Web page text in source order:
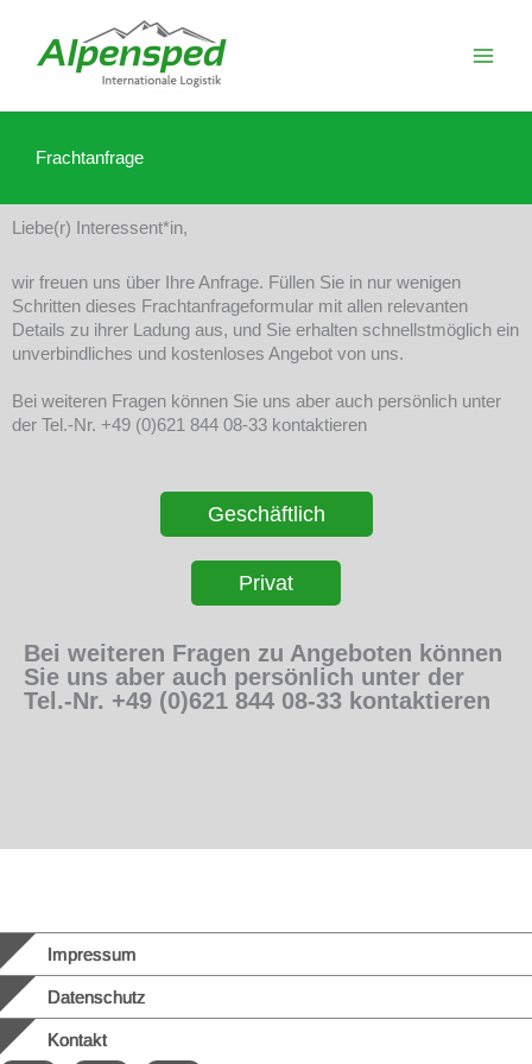
springen
Frachtanfrage
Liebe(r) Interessent*in,
wir freuen uns über Ihre Anfrage. Füllen Sie in nur wenigen
Schritten dieses Frachtanfrageformular mit allen relevanten
Details zu ihrer Ladung aus, und Sie erhalten schnellstmöglich ein
unverbindliches und kostenloses Angebot von uns.
Bei weiteren Fragen können Sie uns aber auch persönlich unter
der Tel.-Nr. +49 (0)621 844 08-33 kontaktieren
Geschäftlich
Privat
Bei weiteren Fragen zu Angeboten können
Sie uns aber auch persönlich unter der
Tel.-Nr. +49 (0)621 844 08-33 kontaktieren
Impressum
Datenschutz
Kontakt